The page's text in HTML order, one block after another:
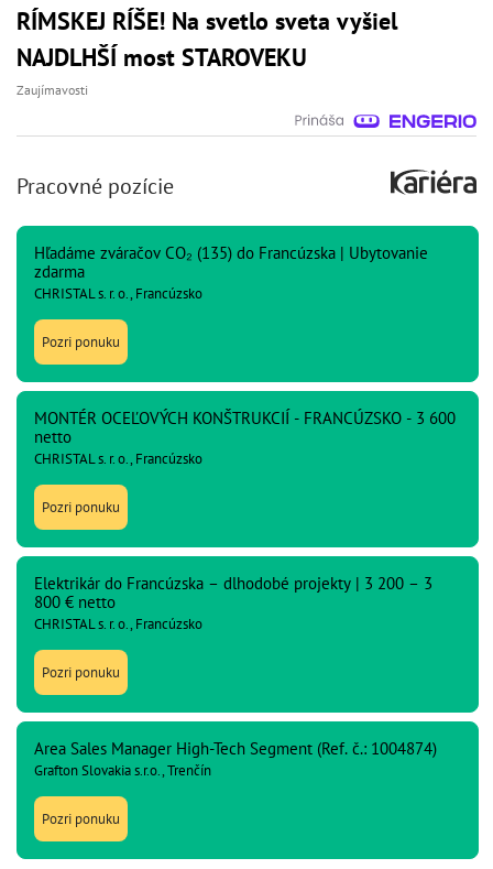
RÍMSKEJ RÍŠE! Na svetlo sveta vyšiel
NAJDLHŠÍ most STAROVEKU
Zaujímavosti
Pracovné pozície
Hľadáme zváračov CO₂ (135) do Francúzska | Ubytovanie
zdarma
CHRISTAL s. r. o., Francúzsko
Pozri ponuku
MONTÉR OCEĽOVÝCH KONŠTRUKCIÍ - FRANCÚZSKO - 3 600
netto
CHRISTAL s. r. o., Francúzsko
Pozri ponuku
Elektrikár do Francúzska – dlhodobé projekty | 3 200 – 3
800 € netto
CHRISTAL s. r. o., Francúzsko
Pozri ponuku
Area Sales Manager High-Tech Segment (Ref. č.: 1004874)
Grafton Slovakia s.r.o., Trenčín
Pozri ponuku